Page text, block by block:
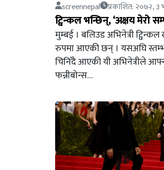
screennepal प्रकाशित: २०७२, ३
ट्विन्कल भन्छिन्, ‘अक्षय मेरो
मुम्बई । बलिउड अभिनेत्री
रुपमा आएकी छन् । यसअघि
चिनिँदै आएकी यी अभिनेत्रीले
फन्नीबोन्स…